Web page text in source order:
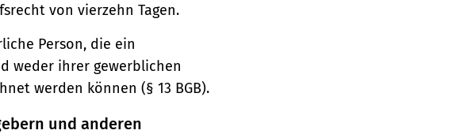
von vierzehn Tagen.
Person, die ein
weder ihrer gewerblichen
werden können (§ 13 BGB).
und anderen